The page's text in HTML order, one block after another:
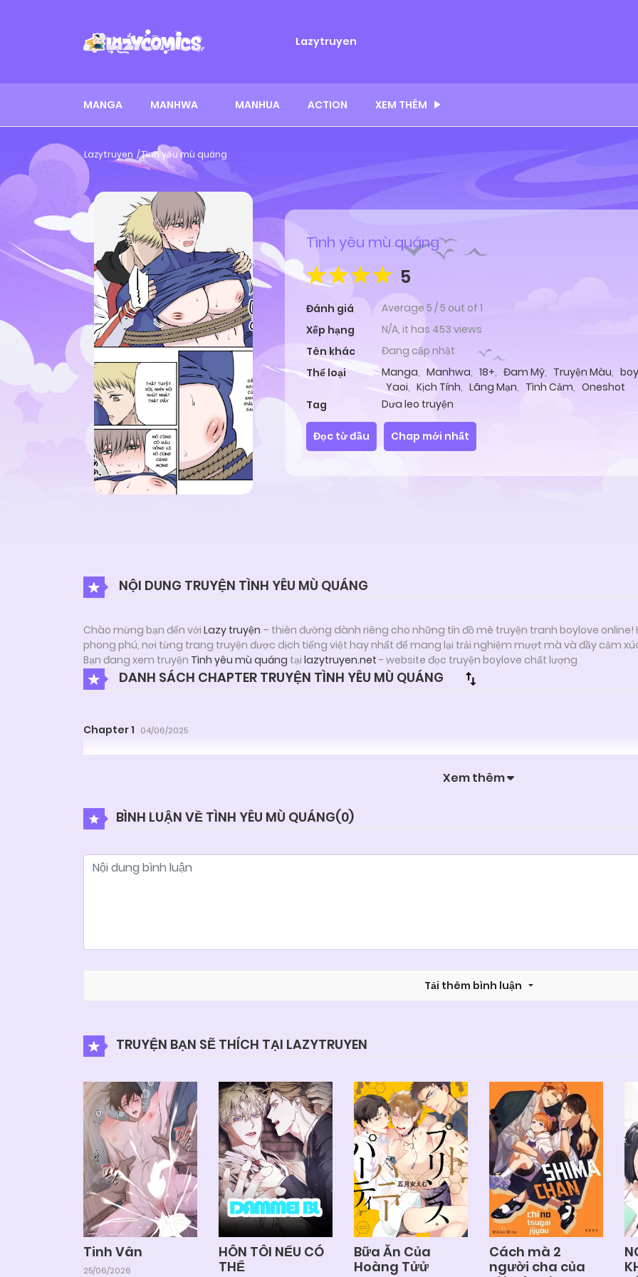
Lazytruyen
MANGA MANHWA MANHUA ACTION XEM THÊM
Lazytruyen Tình yêu mù quáng
Tình yêu mù quáng
5
Đánh giá Average 5 /5 out of 1
Xếp hạng
N/A, it has 453 views
Tên khác
Đang cập nhật
Thể loại
Manga, Manhwa, 18+, Đam Mỹ, Truyện Màu,
Yaoi, Kịch Tính, Lãng Mạn, Tình Cảm, Oneshot
Tag
Dưa leo truyện
Đọc từ đầu Chap mới nhất
NỘI DUNG TRUYỆN TÌNH YÊU MÙ QUÁNG
Chào mừng bạn đến với Lazy truyện – thiên đường dành riêng cho những tín đồ mê truyện tranh boylove
phong phú, nơi từng trang truyện được dịch tiếng việt hay nhất để mang lại trải nghiệm mượt mà và đầy cảm
Bạn đang xem truyện Tình yêu mù quáng tại lazytruyen.net - website đọc truyện boylove chất lượng
DANH SÁCH CHAPTER TRUYỆN TÌNH YÊU MÙ QUÁNG
Chapter 1 04/06/2025
Xem thêm
BÌNH LUẬN VỀ TÌNH YÊU MÙ QUÁNG(0)
Tải thêm bình luận
TRUYỆN BẠN SẼ THÍCH TẠI LAZYTRUYEN
Tinh Vân
25/06/2026
HÔN TÔI NẾU CÓ
THỂ
Bữa Ăn Của
Hoàng Tửử
Cách mà 2
người cha của